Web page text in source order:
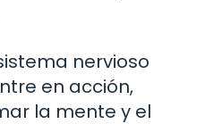
nervioso
en acción,
la mente y el